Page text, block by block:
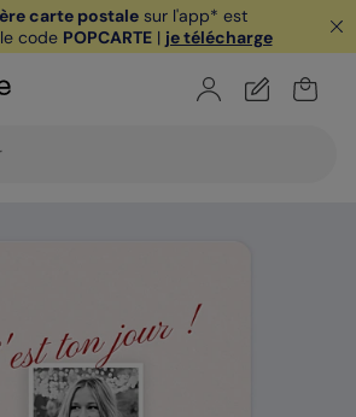
carte postale sur l'app* est
code POPCARTE| je télécharge